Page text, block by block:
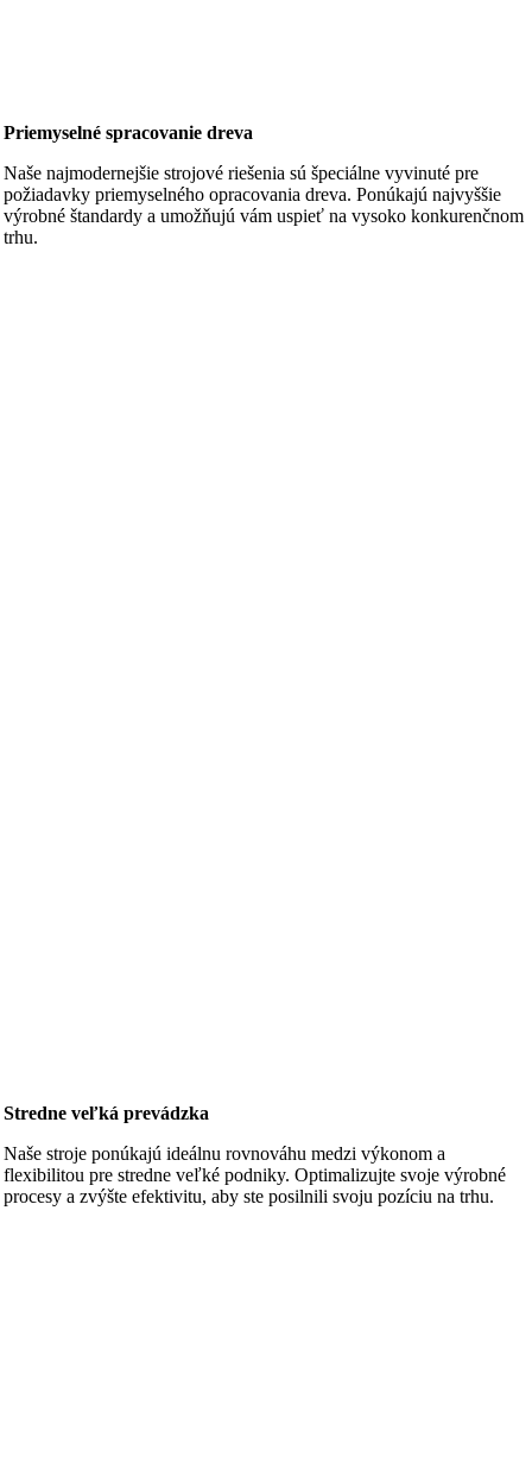
Priemyselné spracovanie dreva
Naše najmodernejšie strojové riešenia sú špeciálne vyvinuté pre
požiadavky priemyselného opracovania dreva. Ponúkajú najvyššie
výrobné štandardy a umožňujú vám uspieť na vysoko konkurenčnom
trhu.
Stredne veľká prevádzka
Naše stroje ponúkajú ideálnu rovnováhu medzi výkonom a
flexibilitou pre stredne veľké podniky. Optimalizujte svoje výrobné
procesy a zvýšte efektivitu, aby ste posilnili svoju pozíciu na trhu.